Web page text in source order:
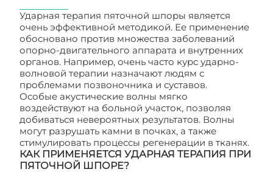
Ударная терапия пяточной шпоры является
очень эффективной методикой. Ее применение
обосновано против множества заболеваний
опорно-двигательного аппарата и внутренних
органов. Например, очень часто курс ударно-
волновой терапии назначают людям с
проблемами позвоночника и суставов.
Особые акустические волны мягко
воздействуют на больной участок, позволяя
добиваться невероятных результатов. Волны
могут разрушать камни в почках, а также
стимулировать процессы регенерации в тканях.
КАК ПРИМЕНЯЕТСЯ УДАРНАЯ ТЕРАПИЯ ПРИ
ПЯТОЧНОЙ ШПОРЕ?